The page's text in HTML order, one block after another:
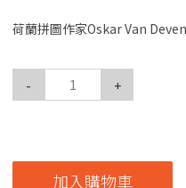
荷蘭拼圖作家Oskar Van
- +
加入購物車